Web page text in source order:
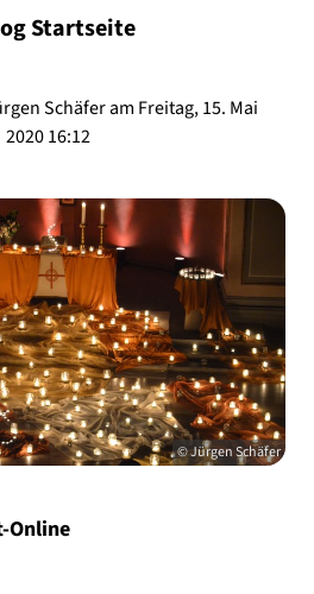
Startseite
Schäfer am Freitag, 15. Mai
2020 16:12
© Jürgen Schäfer
Online